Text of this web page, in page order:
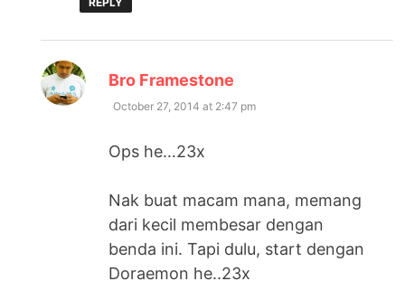
Bro Framestone
October 27, 2014 at 2:47 pm
Ops he…23x
Nak buat macam mana, memang
dari kecil membesar dengan
benda ini. Tapi dulu, start dengan
Doraemon he..23x